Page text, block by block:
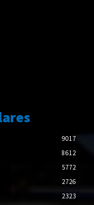
9017
8612
5772
2726
2323